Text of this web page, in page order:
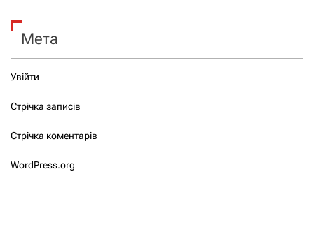
Мета
Увійти
Стрічка записів
Стрічка коментарів
WordPress.org